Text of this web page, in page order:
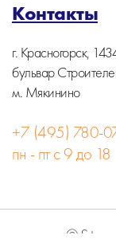
Контакты
г. Красногорск,
бульвар
м. Мякинино
+7 (495) 780-
пн - пт с 9 до 18